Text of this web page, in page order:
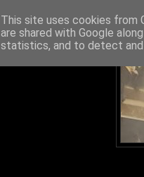
This site uses cookies from
are shared with Google
statistics, and to detect and